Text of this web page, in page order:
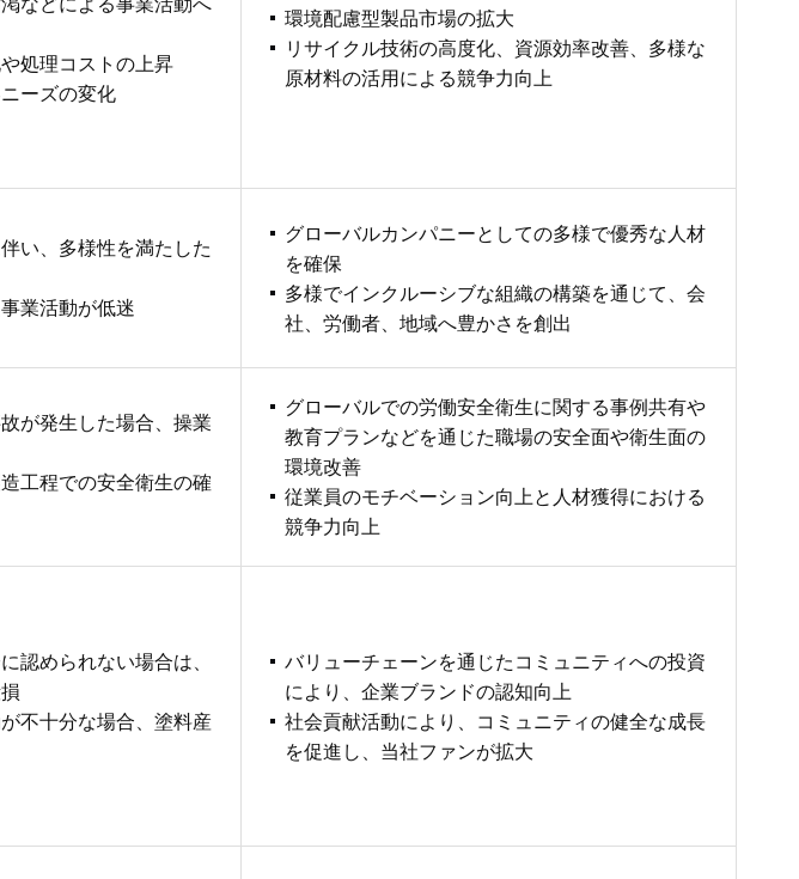
処理コストの上昇
ーズの変化
環境配慮型製品市場の拡大
リサイクル技術の高度化、資源効率改善、多様な
原材料の活用による競争力向上
い、多様性を満たした
業活動が低迷
グローバルカンパニーとしての多様で優秀な人材
を確保
多様でインクルーシブな組織の構築を通じて、会
社、労働者、地域へ豊かさを創出
が発生した場合、操業
工程での安全衛生の確
グローバルでの労働安全衛生に関する事例共有や
教育プランなどを通じた職場の安全面や衛生面の
環境改善
従業員のモチベーション向上と人材獲得における
競争力向上
認められない場合は、
不十分な場合、塗料産
バリューチェーンを通じたコミュニティへの投資
により、企業ブランドの認知向上
社会貢献活動により、コミュニティの健全な成長
を促進し、当社ファンが拡大